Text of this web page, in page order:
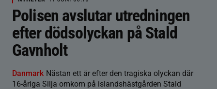
Polisen avslutar utredningen
efter dödsolyckan på Stald
Gavnholt
Danmark Nästan ett år efter den tragiska olyckan där
16-åriga Silja omkom på islandshästgården Stald